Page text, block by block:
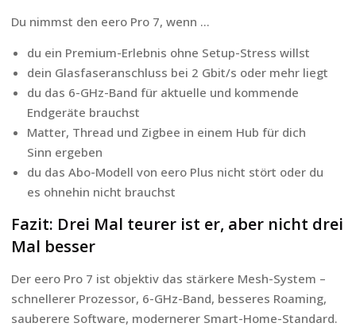
Du nimmst den eero Pro 7, wenn …
du ein Premium-Erlebnis ohne Setup-Stress willst
dein Glasfaseranschluss bei 2 Gbit/s oder mehr liegt
du das 6-GHz-Band für aktuelle und kommende
Endgeräte brauchst
Matter, Thread und Zigbee in einem Hub für dich
Sinn ergeben
du das Abo-Modell von eero Plus nicht stört oder du
es ohnehin nicht brauchst
Fazit: Drei Mal teurer ist er, aber nicht drei
Mal besser
Der eero Pro 7 ist objektiv das stärkere Mesh-System –
schnellerer Prozessor, 6-GHz-Band, besseres Roaming,
sauberere Software, modernerer Smart-Home-Standard.